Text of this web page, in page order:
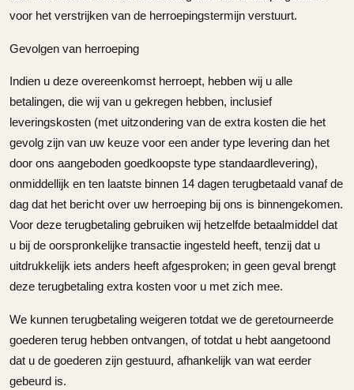
voor het verstrijken van de herroepingstermijn verstuurt.
Gevolgen van herroeping
Indien u deze overeenkomst herroept, hebben wij u alle
betalingen, die wij van u gekregen hebben, inclusief
leveringskosten (met uitzondering van de extra kosten die het
gevolg zijn van uw keuze voor een ander type levering dan het
door ons aangeboden goedkoopste type standaardlevering),
onmiddellijk en ten laatste binnen 14 dagen terugbetaald vanaf de
dag dat het bericht over uw herroeping bij ons is binnengekomen.
Voor deze terugbetaling gebruiken wij hetzelfde betaalmiddel dat
u bij de oorspronkelijke transactie ingesteld heeft, tenzij dat u
uitdrukkelijk iets anders heeft afgesproken; in geen geval brengt
deze terugbetaling extra kosten voor u met zich mee.
We kunnen terugbetaling weigeren totdat we de geretourneerde
goederen terug hebben ontvangen, of totdat u hebt aangetoond
dat u de goederen zijn gestuurd, afhankelijk van wat eerder
gebeurd is.